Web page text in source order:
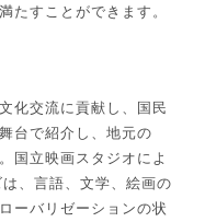
たすことができます。
化交流に貢献し、国民
台で紹介し、地元の
国立映画スタジオによ
、言語、文学、絵画の
ーバリゼーションの状